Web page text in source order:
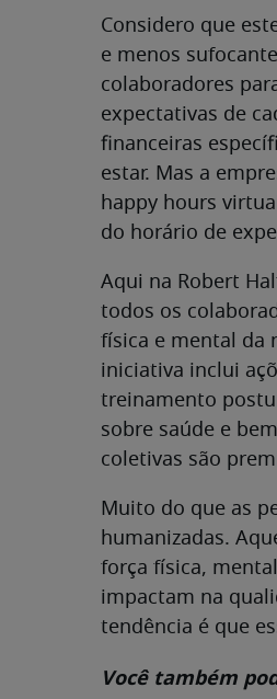
Considero que
e menos
colaboradores
expectativas de
financeiras
estar. Mas a
happy hours
do horário de
Aqui na Robert
todos os
física e mental da
iniciativa inclui
treinamento
sobre saúde e
coletivas são
Muito do que as
humanizadas.
força física,
impactam na
tendência é que
Você também